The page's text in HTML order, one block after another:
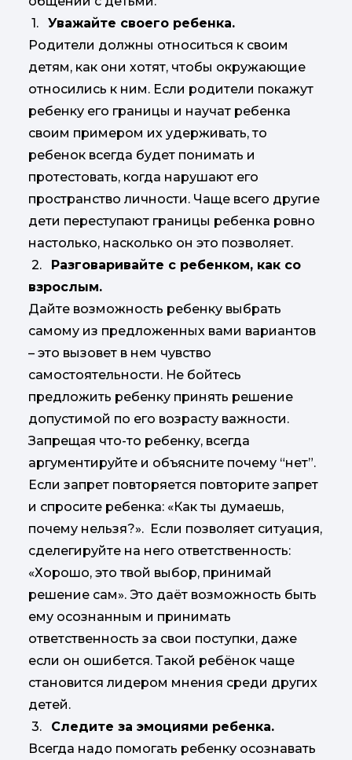
1. Уважайте своего ребенка.
Родители должны относиться к своим
детям, как они хотят, чтобы окружающие
относились к ним. Если родители покажут
ребенку его границы и научат ребенка
своим примером их удерживать, то
ребенок всегда будет понимать и
протестовать, когда нарушают его
пространство личности. Чаще всего другие
дети переступают границы ребенка ровно
настолько, насколько он это позволяет.
2. Разговаривайте с ребенком, как со
взрослым.
Дайте возможность ребенку выбрать
самому из предложенных вами вариантов
– это вызовет в нем чувство
самостоятельности. Не бойтесь
предложить ребенку принять решение
допустимой по его возрасту важности.
Запрещая что-то ребенку, всегда
аргументируйте и объясните почему “нет”.
Если запрет повторяется повторите запрет
и спросите ребенка: «Как ты думаешь,
почему нельзя?». Если позволяет ситуация,
сделегируйте на него ответственность:
«Хорошо, это твой выбор, принимай
решение сам». Это даёт возможность быть
ему осознанным и принимать
ответственность за свои поступки, даже
если он ошибется. Такой ребёнок чаще
становится лидером мнения среди других
детей.
3. Следите за эмоциями ребенка.
Всегда надо помогать ребенку осознавать